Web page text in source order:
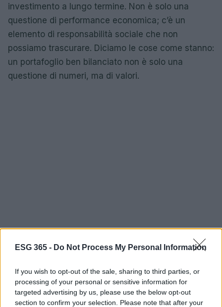
ESG 365 - Do Not Process My Personal Information
If you wish to opt-out of the sale, sharing to third parties, or
processing of your personal or sensitive information for
targeted advertising by us, please use the below opt-out
section to confirm your selection. Please note that after your
investimento a lungo termine. Non è solo una
questione di performance economica; c’è un
elemento di responsabilità sociale che non
possiamo trascurare. Diciamo le cose come stanno:
un portafoglio ben bilanciato non è solo una
questione di numeri, ma di valori.
Dove andiamo da qui?
Il messaggio che emerge dai flussi di investimento
europei nel primo trimestre del 2025 è chiaro. La